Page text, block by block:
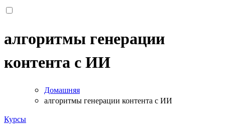
алгоритмы генерации
контента с ИИ
Домашняя
алгоритмы генерации контента с ИИ
Курсы